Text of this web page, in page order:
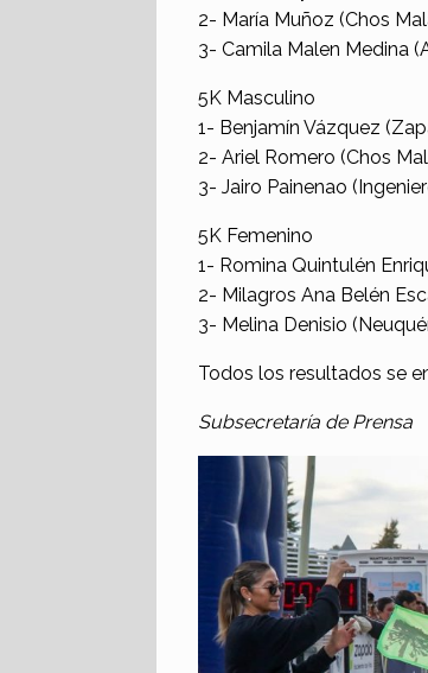
2- María Muñoz (Chos
3- Camila Malen Medina
5K Masculino
1- Benjamín Vázquez
2- Ariel Romero (Chos
3- Jairo Painenao
5K Femenino
1- Romina Quintulén
2- Milagros Ana Belén
3- Melina Denisio
Todos los resultados se
Subsecretaría de Prensa